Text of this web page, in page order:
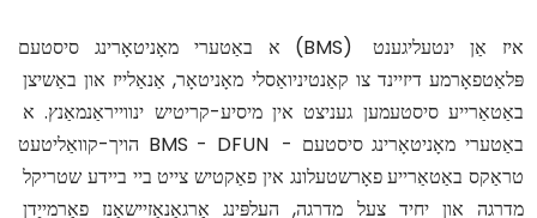
א באַטערי מאָניטאָרינג סיסטעם (BMS) איז אַן ינטעליגענט
הויך-קוואַליטעט BMS - DFUN באַטערי מאָניטאָרינג סיסטעם -